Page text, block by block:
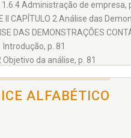
1.6.4 Administração de empresa,
II CAPÍTULO 2 Análise das
DAS DEMONSTRAÇÕES
Introdução, p. 81
Objetivo da análise, p. 81
Ponto de partida da análise, p. 83
Linguagem, p. 84
ALFABÉTICO